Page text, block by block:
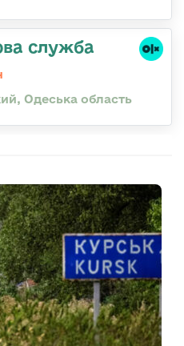
служба
Одеська область